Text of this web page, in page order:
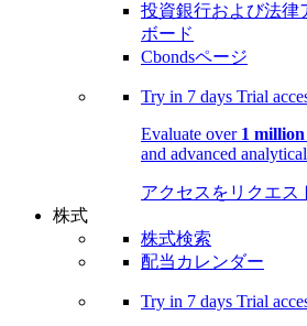
投資銀行および法律
ボード
Cbondsページ
Try in 7 days Trial
Evaluate over 1
and advanced
アクセスをリクエス
株式
株式検索
配当カレンダー
Try in 7 days Trial